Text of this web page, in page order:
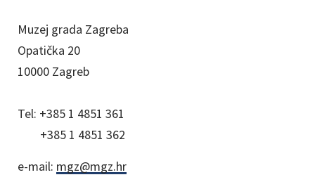
Muzej grada Zagreba
Opatička 20
10000 Zagreb
Tel: +385 1 4851 361
+385 1 4851 362
e-mail: mgz@mgz.hr